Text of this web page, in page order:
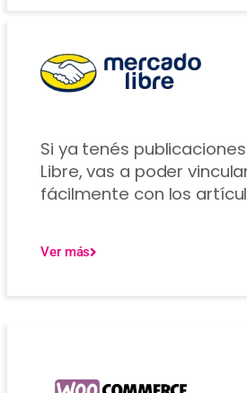
Si ya tenés
Libre, vas a poder
fácilmente con los
Ver más